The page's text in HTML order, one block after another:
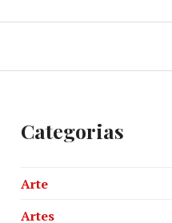
Categorias
Arte
Artes